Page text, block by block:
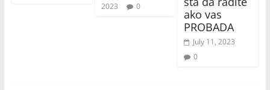
2023
0
ako vas
PROBADA
July 11, 2023
0